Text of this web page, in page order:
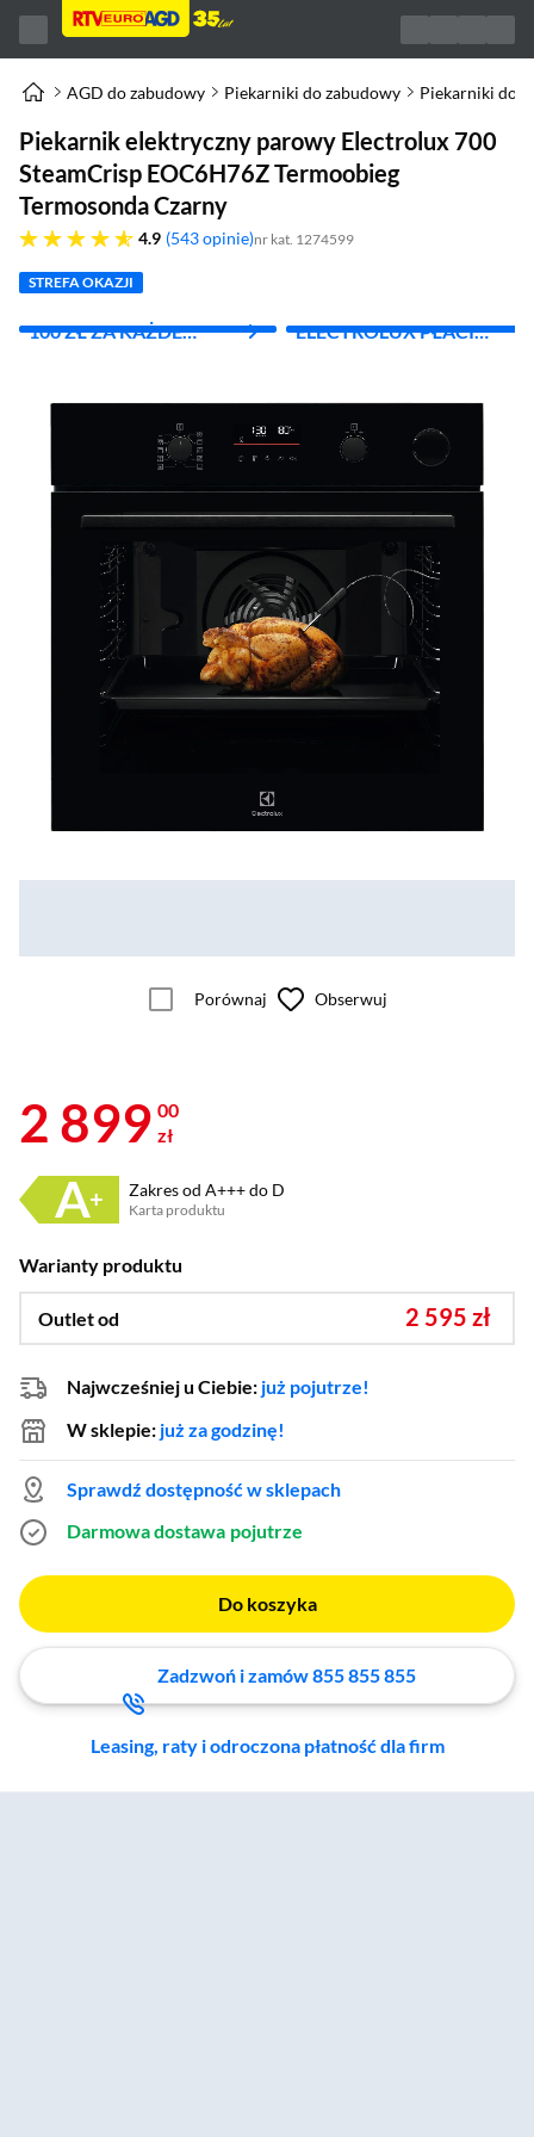
AGD do zabudowy Piekarniki do zabudowy Piekarniki do
Piekarnik elektryczny parowy Electrolux 700
SteamCrisp EOC6H76Z Termoobieg
Termosonda Czarny
4.9
4.9 gwiazdek 543 opinie nr kat. 1274599
STREFA OKAZJI
100 ZŁ ZA KAŻDE
ELECTROLUX PŁACI
Porównaj Obserwuj
2 899 00
zł
Zakres od A+++ do D
Karta produktu
Plik w formacie PDF
(otworzy się w nowym oknie)
Warianty produktu
Outlet od 2 595 zł
Najwcześniej u Ciebie: już pojutrze!
W sklepie: już za godzinę!
Sprawdź dostępność w sklepach
Darmowa dostawa pojutrze
Do koszyka
Zadzwoń i zamów 855 855 855
Leasing, raty i odroczona płatność dla firm